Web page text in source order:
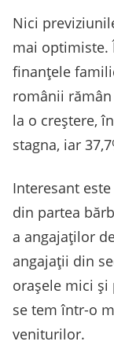
Nici
mai optimiste.
finanțele
românii rămân
la o creștere,
stagna, iar
Interesant
din partea
a angajaților
angajații din
orașele mici și
se tem într-o
veniturilor.